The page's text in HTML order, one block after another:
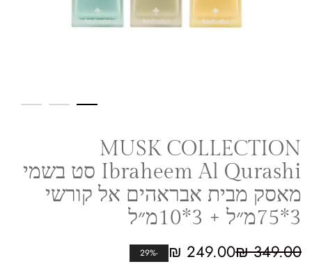
MUSK COLLECTION
Ibraheem Al Qurashi סט בשמי
מאסק מבית אבראהים אל קורשי
3*75מ״ל + 3*10מ״ל
349.00
₪
249.00
₪
-29%